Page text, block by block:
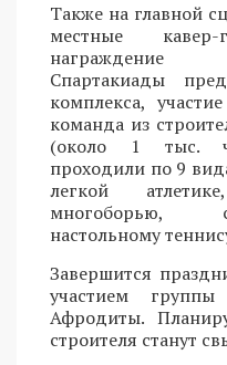
Также на главной
местные
награждение
Спартакиады
комплекса,
команда из
(около 1 тыс.
проходили по 9
легкой
многоборью,
настольному
Завершится
участием
Афродиты.
строителя станут